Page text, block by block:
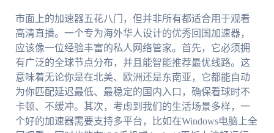
市面上的加速器五花八门，但并非所有都适合用于观看
高清直播。一个专为海外华人设计的优秀回国加速器，
应该像一位经验丰富的私人网络管家。首先，它必须拥
有广泛的全球节点分布，并且能智能推荐最优线路。这
意味着无论你是在北美、欧洲还是东南亚，它都能自动
为你匹配延迟最低、最稳定的国内入口，确保看球时不
卡顿、不缓冲。其次，考虑到我们的生活场景多样，一
个好的加速器需要支持多平台，比如在Windows电脑上全